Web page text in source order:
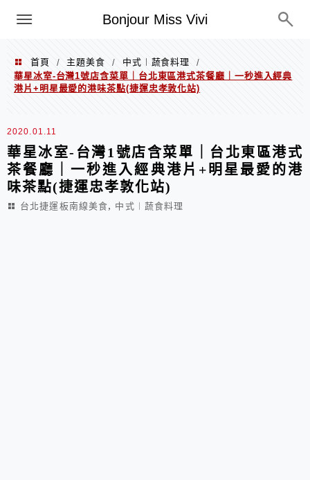
Bonjour Miss Vivi
選單
首頁 / 主題美食 / 中式︱蔬食料理
/
華星冰室-台灣1號店含菜單｜台北東區港式茶餐廳｜一秒進入經典
港片+明星最愛的港味茶點(捷運忠孝敦化站)
2020.01.11
華星冰室-台灣1號店含菜單｜台北東區港式
茶餐廳｜一秒進入經典港片+明星最愛的港
味茶點(捷運忠孝敦化站)
台北捷運板南線美食, 中式︱蔬食料理